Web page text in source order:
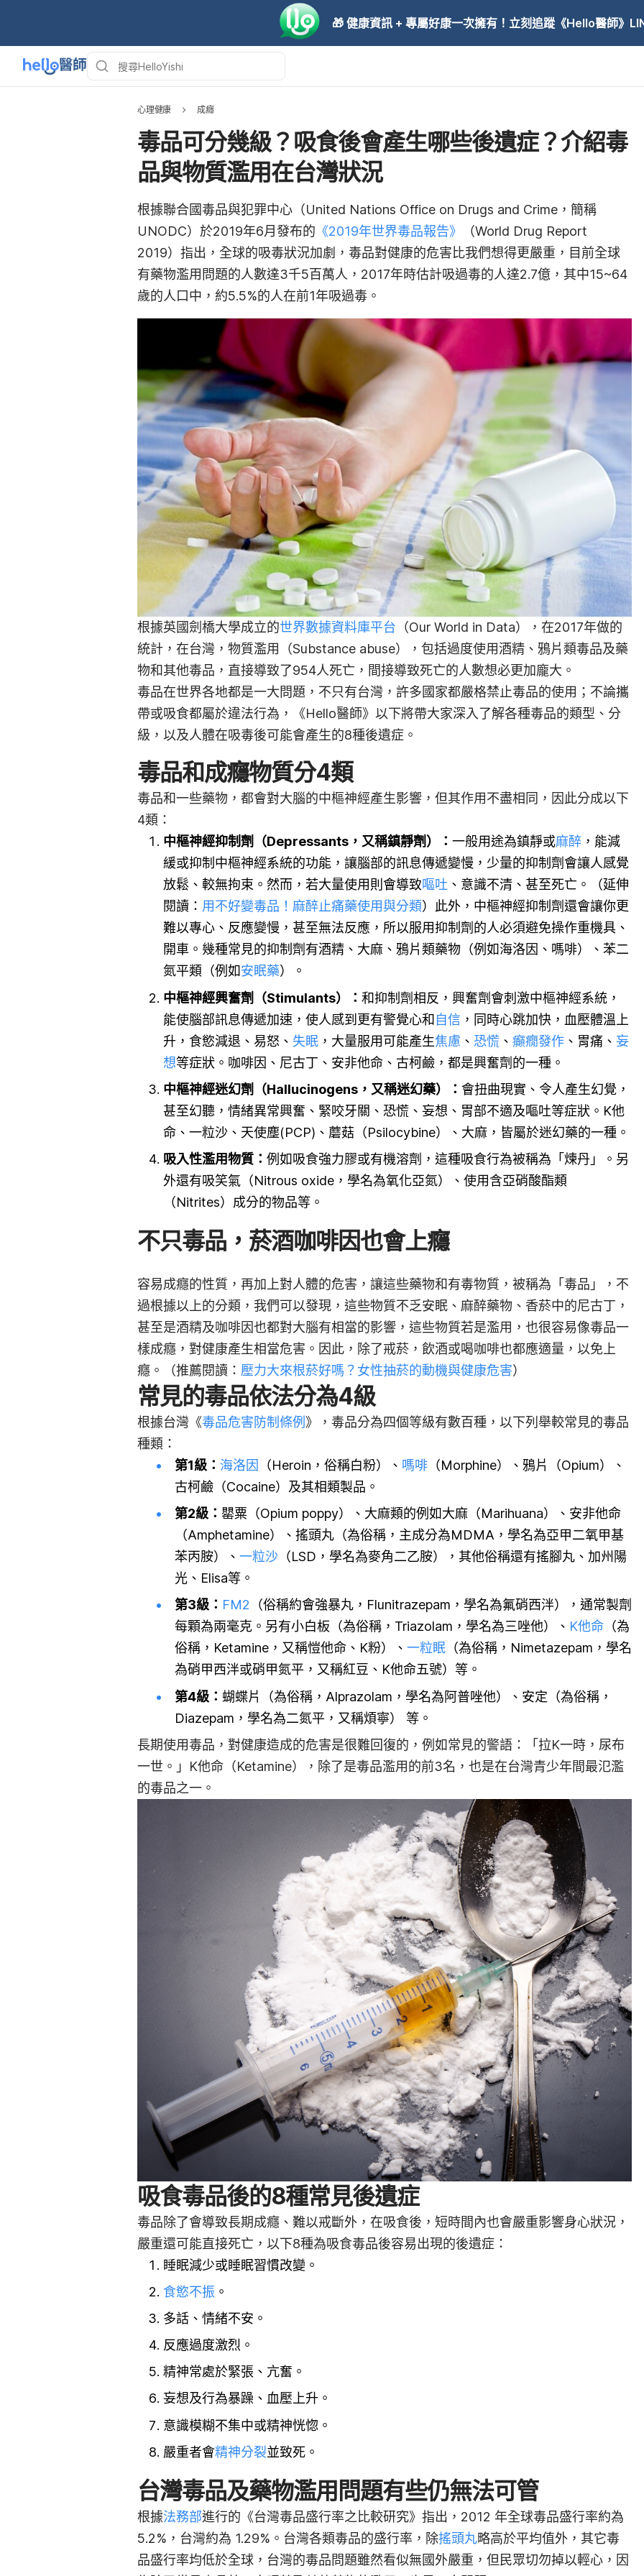
🎁 健康資訊 + 專屬好康一次擁有！立刻追蹤《Hello醫師》
心理健康 成癮
毒品可分幾級？吸食後會產生哪些後遺症？介紹毒
品與物質濫用在台灣狀況
根據聯合國毒品與犯罪中心（United Nations Office on Drugs and Crime，簡稱
UNODC）於2019年6月發布的 《2019年世界毒品報告》
（World Drug Report
2019）指出，全球的吸毒狀況加劇，毒品對健康的危害比我們想得更嚴重，目前全球
有藥物濫用問題的人數達3千5百萬人，2017年時估計吸過毒的人達2.7億，其中15~64
歲的人口中，約5.5%的人在前1年吸過毒。
根據英國劍橋大學成立的世界數據資料庫平台 （Our World in Data），在2017年做的
統計，在台灣，物質濫用（Substance abuse），包括過度使用酒精、鴉片類毒品及藥
物和其他毒品，直接導致了954人死亡，間接導致死亡的人數想必更加龐大。
毒品在世界各地都是一大問題，不只有台灣，許多國家都嚴格禁止毒品的使用；不論攜
帶或吸食都屬於違法行為，《Hello醫師》以下將帶大家深入了解各種毒品的類型、分
級，以及人體在吸毒後可能會產生的8種後遺症。
毒品和成癮物質分4類
毒品和一些藥物，都會對大腦的中樞神經產生影響，但其作用不盡相同，因此分成以下
4類：
中樞神經抑制劑（Depressants，又稱鎮靜劑） ： 一般用途為鎮靜或麻醉 ，能減
緩或抑制中樞神經系統的功能，讓腦部的訊息傳遞變慢，少量的抑制劑會讓人感覺
放鬆、較無拘束。然而，若大量使用則會導致嘔吐 、意識不清、甚至死亡。（延伸
閱讀： 用不好變毒品！麻醉止痛藥使用與分類）此外，中樞神經抑制劑還會讓你更
難以專心、反應變慢，甚至無法反應，所以服用抑制劑的人必須避免操作重機具、
開車。幾種常見的抑制劑有酒精、大麻、鴉片類藥物（例如海洛因、嗎啡）、苯二
氮平類（例如安眠藥）。
中樞神經興奮劑（Stimulants）
： 和抑制劑相反，興奮劑會刺激中樞神經系統，
能使腦部訊息傳遞加速，使人感到更有警覺心和自信 ，同時心跳加快，血壓體溫上
升，食慾減退、易怒、 失眠 ，大量服用可能產生焦慮 、 恐慌 、 癲癇發作 、胃痛、 妄
想等症狀。咖啡因、尼古丁、安非他命、古柯鹼，都是興奮劑的一種。
中樞神經迷幻劑（Hallucinogens，又稱迷幻藥）
： 會扭曲現實、令人產生幻覺，
甚至幻聽，情緒異常興奮、緊咬牙關、恐慌、妄想、胃部不適及嘔吐等症狀。K他
命、一粒沙、天使塵(PCP)、蘑菇（Psilocybine）、大麻，皆屬於迷幻藥的一種。
吸入性濫用物質 ： 例如吸食強力膠或有機溶劑，這種吸食行為被稱為「煉丹」。另
外還有吸笑氣（Nitrous oxide，學名為氧化亞氮）、使用含亞硝酸酯類
（Nitrites）成分的物品等。
不只毒品，菸酒咖啡因也會上癮
容易成癮的性質，再加上對人體的危害，讓這些藥物和有毒物質，被稱為「毒品」，不
過根據以上的分類，我們可以發現，這些物質不乏安眠、麻醉藥物、香菸中的尼古丁，
甚至是酒精及咖啡因也都對大腦有相當的影響，這些物質若是濫用，也很容易像毒品一
樣成癮，對健康產生相當危害。因此，除了戒菸，飲酒或喝咖啡也都應適量，以免上
癮。（推薦閱讀： 壓力大來根菸好嗎？女性抽菸的動機與健康危害）
常見的毒品依法分為4級
根據台灣《毒品危害防制條例 》，毒品分為四個等級有數百種，以下列舉較常見的毒品
種類：
第1級： 海洛因 （Heroin，俗稱白粉）、 嗎啡 （Morphine）、鴉片（Opium）、
古柯鹼（Cocaine）及其相類製品。
第2級： 罌粟（Opium poppy）、大麻類的例如大麻（Marihuana）、安非他命
（Amphetamine）、搖頭丸（為俗稱， 主成分為MDMA，學名為亞甲二氧甲基
苯丙胺）、 一粒沙 （LSD，學名為麥角二乙胺），其他俗稱還有搖腳丸、加州陽
光、Elisa等。
第3級： FM2 （俗稱約會強暴丸，Flunitrazepam，學名為氟硝西泮），通常製劑
每顆為兩毫克。另有小白板（為俗稱，Triazolam，學名為三唑他）、 K他命 （為
俗稱，Ketamine，又稱愷他命、K粉）、 一粒眠 （為俗稱 ，Nimetazepam，學名
為硝甲西泮或硝甲氮平，又稱紅豆、K他命五號）等。
第4級： 蝴蝶片（為俗稱，Alprazolam，學名為阿普唑他）、安定（為俗稱，
Diazepam，學名為二氮平，又稱煩寧） 等。
長期使用毒品，對健康造成的危害是很難回復的，例如常見的警語：「拉K一時，尿布
一世。」K他命（Ketamine），除了是毒品濫用的前3名，也是在台灣青少年間最氾濫
的毒品之一。
吸食毒品後的8種常見後遺症
毒品除了會導致長期成癮、難以戒斷外，在吸食後，短時間內也會嚴重影響身心狀況，
嚴重還可能直接死亡，以下8種為吸食毒品後容易出現的後遺症：
睡眠減少或睡眠習慣改變。
食慾不振 。
多話、情緒不安。
反應過度激烈。
精神常處於緊張、亢奮。
妄想及行為暴躁、血壓上升。
意識模糊不集中或精神恍惚。
嚴重者會精神分裂並致死。
台灣毒品及藥物濫用問題有些仍無法可管
根據法務部進行的《台灣毒品盛行率之比較研究》指出，2012 年全球毒品盛行率約為
5.2%，台灣約為 1.29%。台灣各類毒品的盛行率，除搖頭丸略高於平均值外，其它毒
品盛行率均低於全球，台灣的毒品問題雖然看似無國外嚴重，但民眾切勿掉以輕心，因